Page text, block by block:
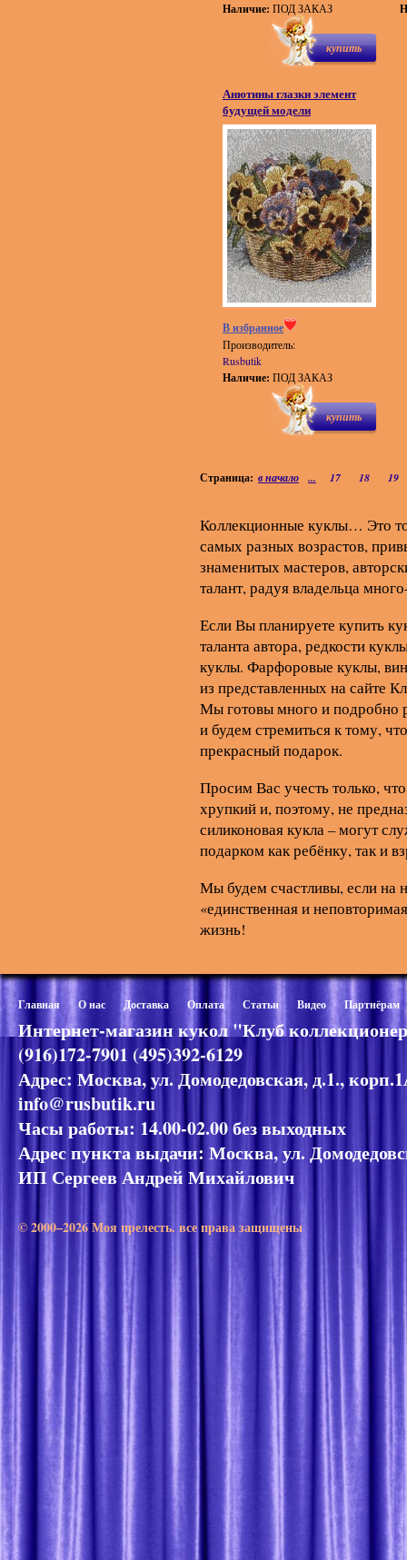
Наличие: ПОД ЗАКАЗ
купить
Анютины глазки элемент
будущей модели
В избранное
Производитель:
Rusbutik
Наличие: ПОД ЗАКАЗ
купить
Страница: в начало ... 17 18 19
Коллекционные куклы… Это
самых разных возрастов,
знаменитых мастеров,
талант, радуя владельца
Если Вы планируете купить
таланта автора, редкости
куклы. Фарфоровые куклы,
из представленных на сайте
Мы готовы много и подробно
и будем стремиться к тому,
прекрасный подарок.
Просим Вас учесть только,
хрупкий и, поэтому, не
силиконовая кукла – могут
подарком как ребёнку, так и
Мы будем счастливы, если на
«единственная и
жизнь!
Главная О нас Доставка Оплата Статьи Видео Партнёрам
Интернет-магазин кукол "Клуб
(916)172-7901 (495)392-6129
Адрес: Москва, ул. Домодедовская, д.1.,
info@rusbutik.ru
Часы работы: 14.00-02.00 без выходных
Адрес пункта выдачи: Москва, ул.
ИП Сергеев Андрей Михайлович
© 2000–2026 Моя прелесть. все права защищены